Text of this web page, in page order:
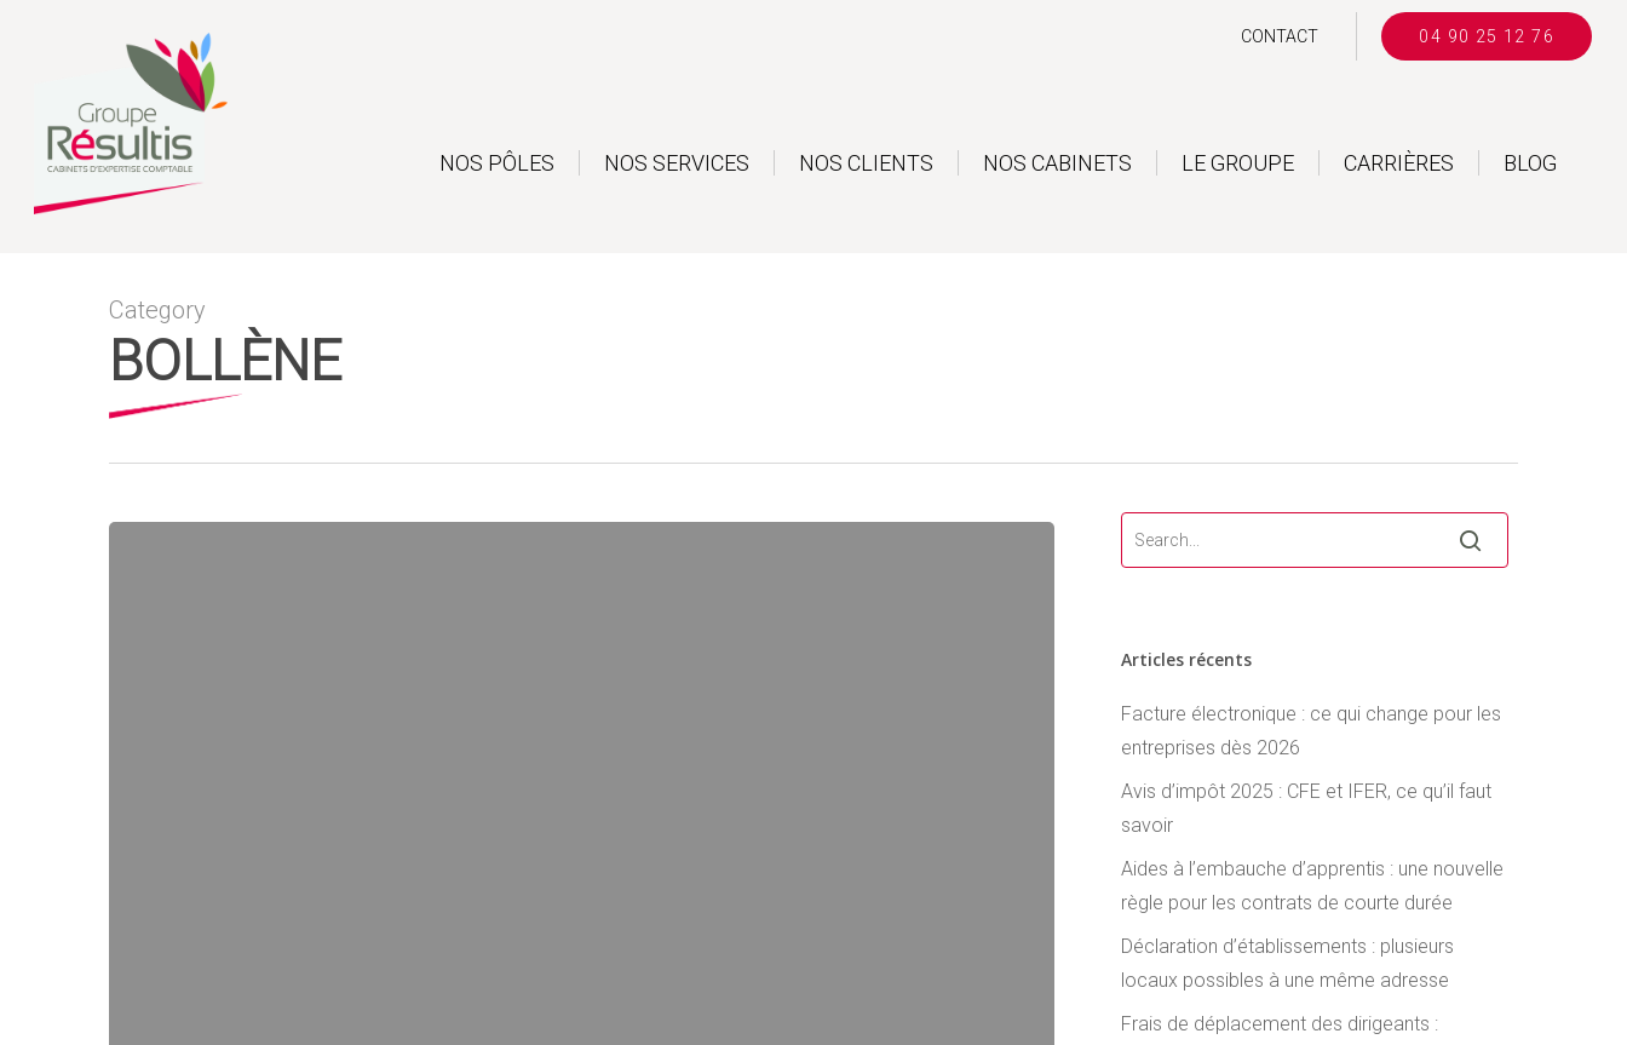
CONTACT 04 90 25 12 76
NOS PÔLES NOS SERVICES NOS CLIENTS NOS CABINETS LE GROUPE CARRIÈRES BLOG
Category
BOLLÈNE
Articles récents
Facture électronique : ce qui change pour les
entreprises dès 2026
Avis d’impôt 2025 : CFE et IFER, ce qu’il faut
savoir
Aides à l’embauche d’apprentis : une nouvelle
règle pour les contrats de courte durée
Déclaration d’établissements : plusieurs
locaux possibles à une même adresse
Frais de déplacement des dirigeants :